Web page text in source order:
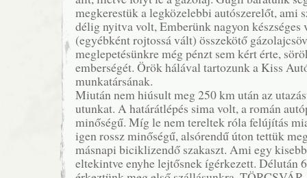
megkerestük a legközelebbi autószerelőt, ami
délig nyitva volt, Emberünk nagyon készséges
(egyébként rojtossá vált) összekötő
meglepetésünkre még pénzt sem kért érte,
emberségét. Örök hálával tartozunk a Kiss
munkatársának.
Miután nem hiúsult meg 250 km után az
utunkat. A határátlépés sima volt, a román
minőségű. Míg le nem tereltek róla felújítás
igen rossz minőségű, alsórendű úton tettük
másnapi biciklizendő szakaszt. Ami egy
eltekintve enyhe lejtősnek ígérkezett. Délután